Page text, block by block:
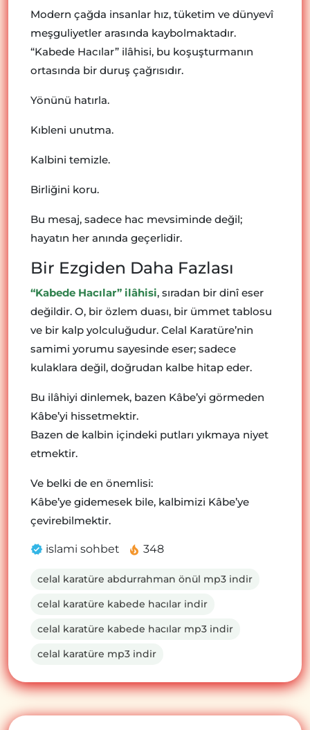
Modern çağda insanlar hız, tüketim ve dünyevî
meşguliyetler arasında kaybolmaktadır.
“Kabede Hacılar” ilâhisi, bu koşuşturmanın
ortasında bir duruş çağrısıdır.
Yönünü hatırla.
Kıbleni unutma.
Kalbini temizle.
Birliğini koru.
Bu mesaj, sadece hac mevsiminde değil;
hayatın her anında geçerlidir.
Bir Ezgiden Daha Fazlası
“Kabede Hacılar” ilâhisi, sıradan bir dinî eser
değildir. O, bir özlem duası, bir ümmet tablosu
ve bir kalp yolculuğudur. Celal Karatüre’nin
samimi yorumu sayesinde eser; sadece
kulaklara değil, doğrudan kalbe hitap eder.
Bu ilâhiyi dinlemek, bazen Kâbe’yi görmeden
Kâbe’yi hissetmektir.
Bazen de kalbin içindeki putları yıkmaya niyet
etmektir.
Ve belki de en önemlisi:
Kâbe’ye gidemesek bile, kalbimizi Kâbe’ye
çevirebilmektir.
islami sohbet 348
celal karatüre abdurrahman önül mp3 indir
celal karatüre kabede hacılar indir
celal karatüre kabede hacılar mp3 indir
celal karatüre mp3 indir